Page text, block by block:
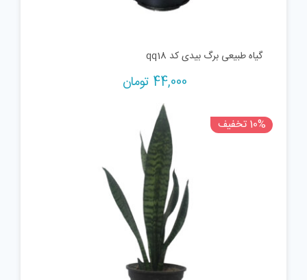
گیاه طبیعی برگ بیدی کد qq18
44,000 تومان
10% تخفیف